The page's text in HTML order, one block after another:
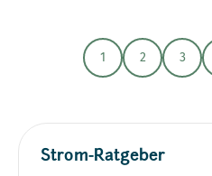
1 2 3
Strom-Ratgeber